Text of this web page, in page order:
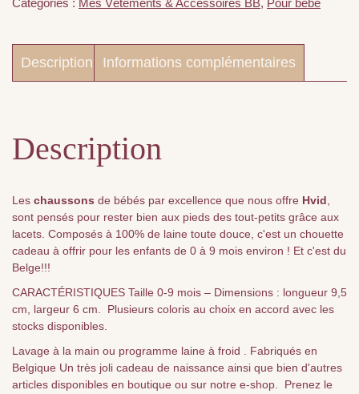
Catégories : Mes Vêtements & Accessoires BB, Pour bébé
Description Informations complémentaires
Description
Les chaussons de bébés par excellence que nous offre Hvid
sont pensés pour rester bien aux pieds des tout-petits grâce aux
lacets. Composés à 100% de laine toute douce, c'est un chouette
cadeau à offrir pour les enfants de 0 à 9 mois environ ! Et c'est du
Belge!!!
CARACTÉRISTIQUES Taille 0-9 mois – Dimensions : longueur 9,5
cm, largeur 6 cm. Plusieurs coloris au choix en accord avec les
stocks disponibles.
Lavage à la main ou programme laine à froid . Fabriqués en
Belgique Un très joli cadeau de naissance ainsi que bien d'autres
articles disponibles en boutique ou sur notre e-shop. Prenez le